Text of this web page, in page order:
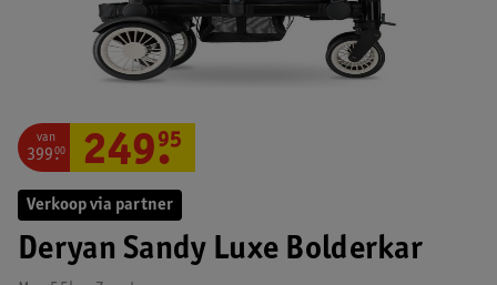
Verkoop via partner
Deryan Sandy Luxe Bolderkar
van
399.
00 249.
95